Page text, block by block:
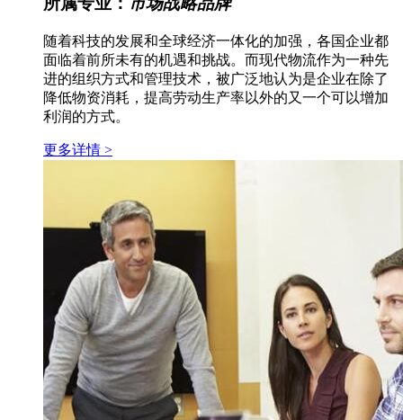
随着科技的发展和全球经济一体化的加强，各国企业都
面临着前所未有的机遇和挑战。而现代物流作为一种先
进的组织方式和管理技术，被广泛地认为是企业在除了
降低物资消耗，提高劳动生产率以外的又一个可以增加
利润的方式。
更多详情 >